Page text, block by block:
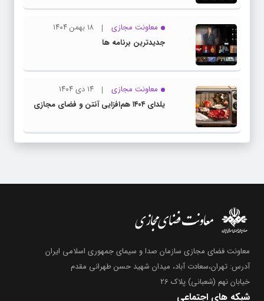
معاونت مجازی
۱۸ بهمن ۱۴۰۴
جدیدترین برنامه ها
معاونت مجازی
۱۴ دی ۱۴۰۴
یلدای ۱۴۰۴ هم‌افزایی آنتن و فضای مجازی
معاونت فضای مجازی سازمان صدا و سیمای جمهوری اسلامی ایران
آدرس: تهران،سعادت آباد، میدان شهید حسن طهرانی مقدم
خیابان نهم (شعبانی) پلاک 26
شبکه های اجتماعی